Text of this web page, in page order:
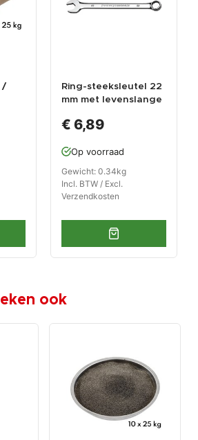
/
Ring-steeksleutel 22
mm met levenslange
€ 6,89
Op voorraad
Gewicht: 0.34kg
Incl. BTW / Excl.
Verzendkosten
ook